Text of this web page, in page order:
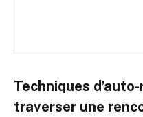
Techniques
traverser une